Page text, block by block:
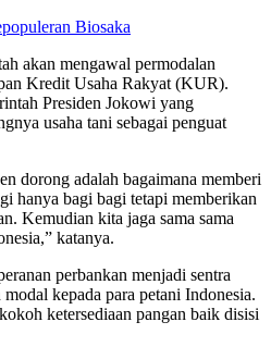
Biosaka
akan mengawal permodalan
Kredit Usaha Rakyat (KUR).
Presiden Jokowi yang
usaha tani sebagai penguat
dorong adalah bagaimana memberi
hanya bagi bagi tetapi memberikan
Kemudian kita jaga sama sama
katanya.
perbankan menjadi sentra
kepada para petani Indonesia.
ketersediaan pangan baik disisi